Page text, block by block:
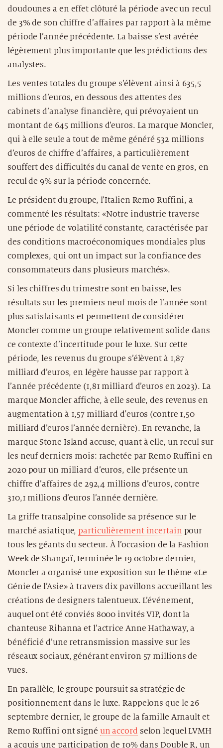
doudounes a en effet clôturé la période avec un recul
de 3% de son chiffre d’affaires par rapport à la même
période l’année précédente. La baisse s’est avérée
légèrement plus importante que les prédictions des
analystes.
Les ventes totales du groupe s’élèvent ainsi à 635,5
millions d’euros, en dessous des attentes des
cabinets d’analyse financière, qui prévoyaient un
montant de 645 millions d’euros. La marque Moncler,
qui à elle seule a tout de même généré 532 millions
d’euros de chiffre d’affaires, a particulièrement
souffert des difficultés du canal de vente en gros, en
recul de 9% sur la période concernée.
Le président du groupe, l’Italien Remo Ruffini, a
commenté les résultats: «Notre industrie traverse
une période de volatilité constante, caractérisée par
des conditions macroéconomiques mondiales plus
complexes, qui ont un impact sur la confiance des
consommateurs dans plusieurs marchés».
Si les chiffres du trimestre sont en baisse, les
résultats sur les premiers neuf mois de l’année sont
plus satisfaisants et permettent de considérer
Moncler comme un groupe relativement solide dans
ce contexte d’incertitude pour le luxe. Sur cette
période, les revenus du groupe s’élèvent à 1,87
milliard d’euros, en légère hausse par rapport à
l’année précédente (1,81 milliard d’euros en 2023). La
marque Moncler affiche, à elle seule, des revenus en
augmentation à 1,57 milliard d'euros (contre 1,50
milliard d’euros l’année dernière). En revanche, la
marque Stone Island accuse, quant à elle, un recul sur
les neuf derniers mois: rachetée par Remo Ruffini en
2020 pour un milliard d’euros, elle présente un
chiffre d’affaires de 292,4 millions d’euros, contre
310,1 millions d’euros l’année dernière.
La griffe transalpine consolide sa présence sur le
marché asiatique, particulièrement incertain pour
tous les géants du secteur. À l’occasion de la Fashion
Week de Shangaï, terminée le 19 octobre dernier,
Moncler a organisé une exposition sur le thème «Le
Génie de l’Asie» à travers dix pavillons accueillant les
créations de designers talentueux. L’événement,
auquel ont été conviés 8000 invités VIP, dont la
chanteuse Rihanna et l’actrice Anne Hathaway, a
bénéficié d’une retransmission massive sur les
réseaux sociaux, générant environ 57 millions de
vues.
En parallèle, le groupe poursuit sa stratégie de
positionnement dans le luxe. Rappelons que le 26
septembre dernier, le groupe de la famille Arnault et
Remo Ruffini ont signé un accord selon lequel LVMH
a acquis une participation de 10% dans Double R, un